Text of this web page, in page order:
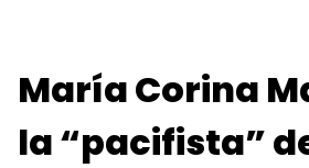
María Corina
la “pacifista”